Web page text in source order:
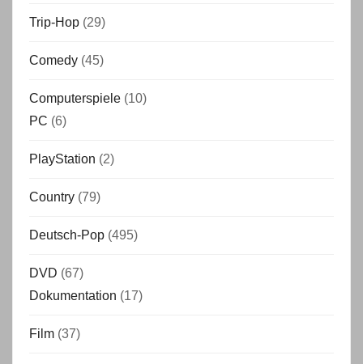
Trip-Hop (29)
Comedy (45)
Computerspiele (10)
PC (6)
PlayStation (2)
Country (79)
Deutsch-Pop (495)
DVD (67)
Dokumentation (17)
Film (37)